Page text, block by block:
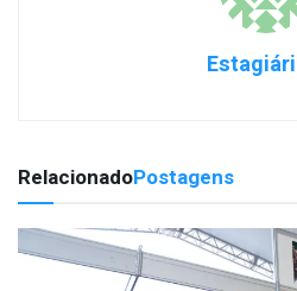
RelacionadoPostagens